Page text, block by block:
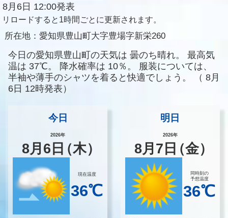
8月6日 12:00発表
リロードすると1時間ごとに更新されます。
所在地： 愛知県豊山町大字豊場字新栄260
今日の愛知県豊山町の天気は 曇のち晴れ。
最高気
温は 37℃。 降水確率は 10％。
服装については、
半袖や薄手のシャツを着ると快適でしょう。
（ 8月
6日 12時発表）
今日
2026年
8月 6 日（木）
現在温度
36℃
明日
2026年
8月 7 日（金）
同時刻の
予想温度
36℃